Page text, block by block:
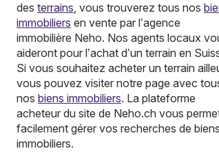
des terrains, vous trouverez tous nos
immobiliers en vente par l’agence
immobilière Neho. Nos agents locaux
aideront pour l’achat d’un terrain en
Si vous souhaitez acheter un terrain
vous pouvez visiter notre page avec
nos biens immobiliers. La plateforme
acheteur du site de Neho.ch vous
facilement gérer vos recherches de biens
immobiliers.